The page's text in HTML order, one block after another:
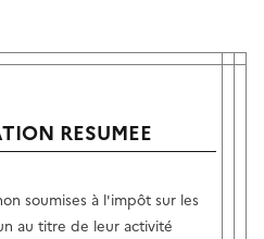
RESUMEE
soumises à l'impôt sur les
au titre de leur activité